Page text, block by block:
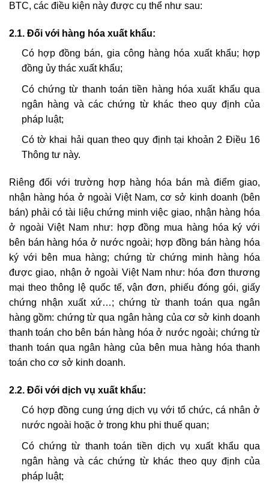
BTC, các điều kiện này được cụ thể như sau:
2.1. Đối với hàng hóa xuất khẩu:
Có hợp đồng bán, gia công hàng hóa xuất khẩu; hợp
đồng ủy thác xuất khẩu;
Có chứng từ thanh toán tiền hàng hóa xuất khẩu qua
ngân hàng và các chứng từ khác theo quy định của
pháp luật;
Có tờ khai hải quan theo quy định tại khoản 2 Điều 16
Thông tư này.
Riêng đối với trường hợp hàng hóa bán mà điểm giao,
nhận hàng hóa ở ngoài Việt Nam, cơ sở kinh doanh (bên
bán) phải có tài liệu chứng minh việc giao, nhận hàng hóa
ở ngoài Việt Nam như: hợp đồng mua hàng hóa ký với
bên bán hàng hóa ở nước ngoài; hợp đồng bán hàng hóa
ký với bên mua hàng; chứng từ chứng minh hàng hóa
được giao, nhận ở ngoài Việt Nam như: hóa đơn thương
mại theo thông lệ quốc tế, vận đơn, phiếu đóng gói, giấy
chứng nhận xuất xứ…; chứng từ thanh toán qua ngân
hàng gồm: chứng từ qua ngân hàng của cơ sở kinh doanh
thanh toán cho bên bán hàng hóa ở nước ngoài; chứng từ
thanh toán qua ngân hàng của bên mua hàng hóa thanh
toán cho cơ sở kinh doanh.
2.2. Đối với dịch vụ xuất khẩu:
Có hợp đồng cung ứng dịch vụ với tổ chức, cá nhân ở
nước ngoài hoặc ở trong khu phi thuế quan;
Có chứng từ thanh toán tiền dịch vụ xuất khẩu qua
ngân hàng và các chứng từ khác theo quy định của
pháp luật;